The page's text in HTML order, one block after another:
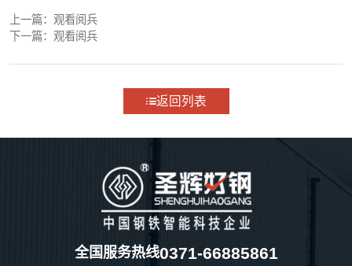
上一篇： 观看阅兵
下一篇： 观看阅兵
返回列表
全国服务热线0371-66885861